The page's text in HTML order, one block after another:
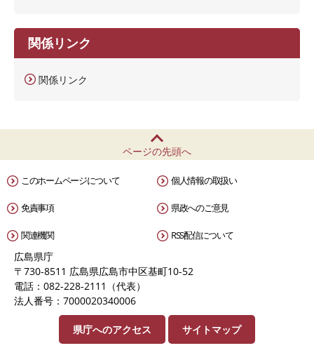
関係リンク
関係リンク
ページの先頭へ
このホームページについて 個人情報の取扱い
免責事項 県政へのご意見
関連機関 RSS配信について
広島県庁
〒730-8511 広島県広島市中区基町10-52
電話：082-228-2111（代表）
法人番号：7000020340006
県庁へのアクセス サイトマップ